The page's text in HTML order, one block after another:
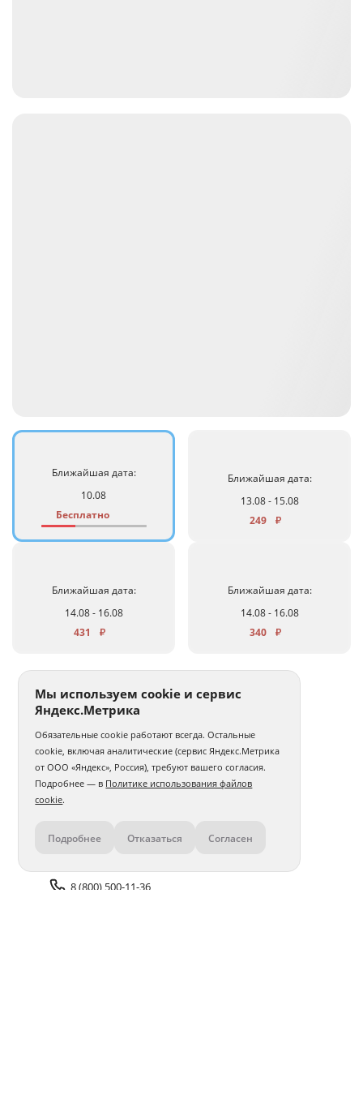
Ближайшая дата:
10.08
Бесплатно
Ближайшая дата:
13.08 - 15.08
249
₽
Ближайшая дата:
14.08 - 16.08
431
₽
Ближайшая дата:
14.08 - 16.08
340
₽
Контакты
8 (800) 500-11-36
Мы используем cookie и сервис
Яндекс.Метрика
Обязательные cookie работают всегда. Остальные
cookie, включая аналитические (сервис Яндекс.Метрика
от ООО «Яндекс», Россия), требуют вашего согласия.
Подробнее — в Политике использования файлов
cookie.
Подробнее Отказаться Согласен